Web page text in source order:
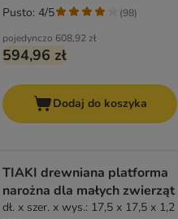
pojedynczo 608,92 zł
594,96 zł
Pusto: 4/5 (98)
Dodaj do koszyka
TIAKI drewniana platforma
narożna dla małych zwierząt
dł. x szer. x wys.: 17,5 x 17,5 x 1,2